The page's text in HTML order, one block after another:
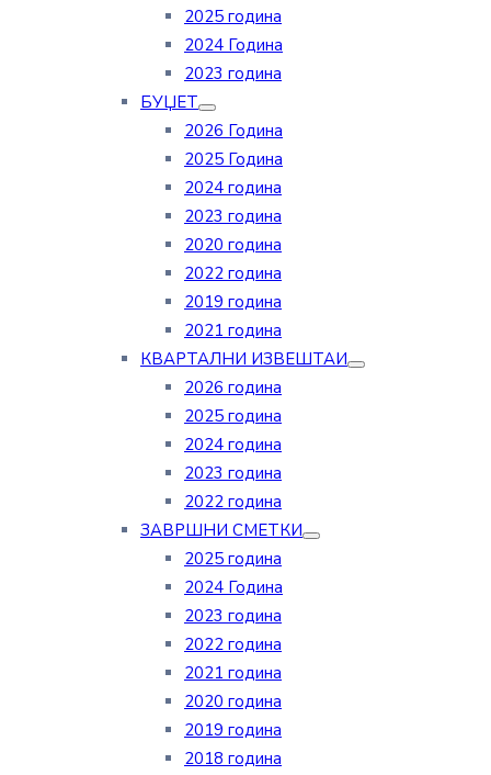
2025 година
2024 Година
2023 година
БУЏЕТ
2026 Година
2025 Година
2024 година
2023 година
2020 година
2022 година
2019 година
2021 година
КВАРТАЛНИ ИЗВЕШТАИ
2026 година
2025 година
2024 година
2023 година
2022 година
ЗАВРШНИ СМЕТКИ
2025 година
2024 Година
2023 година
2022 година
2021 година
2020 година
2019 година
2018 година